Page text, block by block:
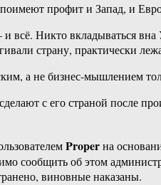
профит и Запад, и
всё. Никто вкладываться
страну, практически
а не бизнес-мышлением
с его страной после
Properна
сообщить об этом
виновные наказаны.